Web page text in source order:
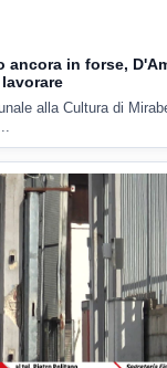
ancora in forse,
alla Cultura di